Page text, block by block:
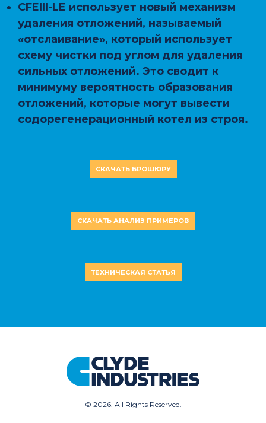
CFEIII-LE использует новый механизм
удаления отложений, называемый
«отслаивание», который использует
схему чистки под углом для удаления
сильных отложений. Это сводит к
минимуму вероятность образования
отложений, которые могут вывести
содорегенерационный котел из строя.
СКАЧАТЬ БРОШЮРУ
СКАЧАТЬ АНАЛИЗ ПРИМЕРОВ
ТЕХНИЧЕСКАЯ СТАТЬЯ
© 2026. All Rights Reserved.